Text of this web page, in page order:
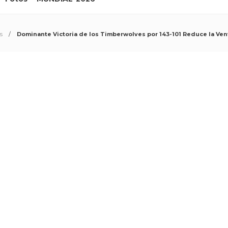
Dominante Victoria de los Timberwolves por 143-101 Reduce la